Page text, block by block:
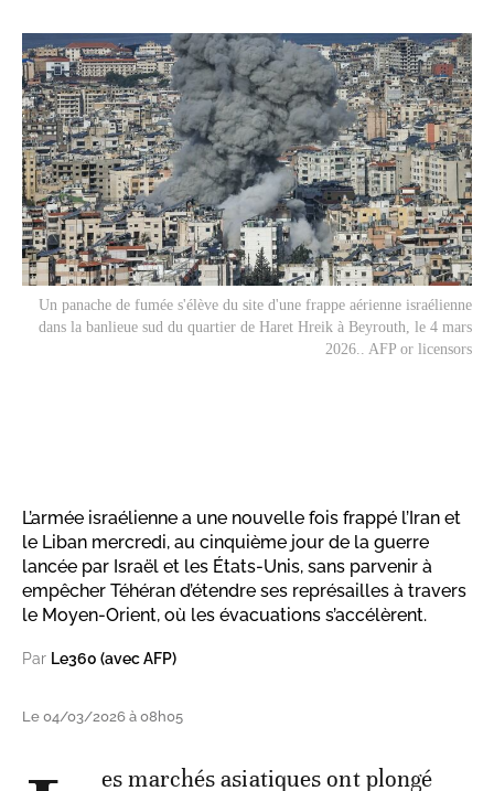
Un panache de fumée s'élève du site d'une frappe aérienne israélienne
dans la banlieue sud du quartier de Haret Hreik à Beyrouth, le 4 mars
2026.. AFP or licensors
L’armée israélienne a une nouvelle fois frappé l’Iran et
le Liban mercredi, au cinquième jour de la guerre
lancée par Israël et les États-Unis, sans parvenir à
empêcher Téhéran d’étendre ses représailles à travers
le Moyen-Orient, où les évacuations s’accélèrent.
Par Le360 (avec AFP)
Le 04/03/2026 à 08h05
es marchés asiatiques ont plongé